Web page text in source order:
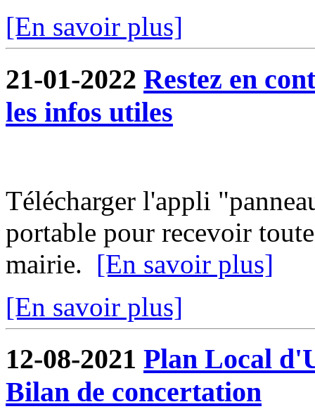
[En savoir plus]
21-01-2022 Restez en
les infos utiles
Télécharger l'appli
portable pour recevoir
mairie. [En savoir plus]
[En savoir plus]
12-08-2021 Plan Local
Bilan de concertation